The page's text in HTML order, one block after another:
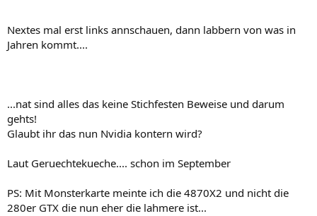
Nextes mal erst links annschauen, dann labbern von was in
Jahren kommt....
...nat sind alles das keine Stichfesten Beweise und darum
gehts!
Glaubt ihr das nun Nvidia kontern wird?
Laut Geruechtekueche.... schon im September
PS: Mit Monsterkarte meinte ich die 4870X2 und nicht die
280er GTX die nun eher die lahmere ist...